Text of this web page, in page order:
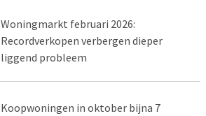
Woningmarkt februari 2026:
Recordverkopen verbergen dieper
liggend probleem
Koopwoningen in oktober bijna 7